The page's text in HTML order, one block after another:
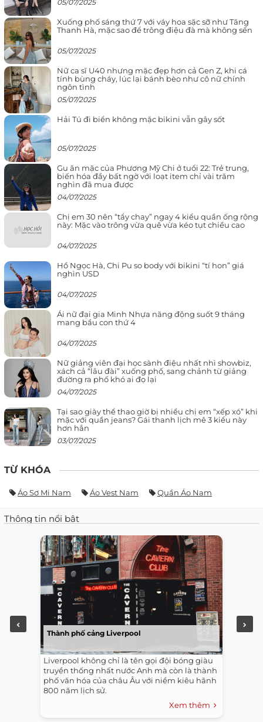
05/07/2025
Xuống phố sáng thứ 7 với váy hoa sặc sỡ như Tăng
Thanh Hà, mặc sao để trông điệu đà mà không sến
05/07/2025
Nữ ca sĩ U40 nhưng mặc đẹp hơn cả Gen Z, khi cá
tính bùng cháy, lúc lại bánh bèo như cô nữ chính
ngôn tình
05/07/2025
Hải Tú đi biển không mặc bikini vẫn gây sốt
05/07/2025
Gu ăn mặc của Phương Mỹ Chi ở tuổi 22: Trẻ trung,
biến hóa đầy bất ngờ với loạt item chỉ vài trăm
nghìn đã mua được
04/07/2025
Chị em 30 nên “tẩy chay” ngay 4 kiểu quần ống rộng
này: Mặc vào trông vừa quê vừa kéo tụt chiều cao
04/07/2025
Hồ Ngọc Hà, Chi Pu so body với bikini “tí hon” giá
nghìn USD
04/07/2025
Ái nữ đại gia Minh Nhựa năng động suốt 9 tháng
mang bầu con thứ 4
04/07/2025
Nữ giảng viên đại học sành điệu nhất nhì showbiz,
xách cả “lâu đài” xuống phố, sang chảnh từ giảng
đường ra phố khó ai đọ lại
04/07/2025
Tại sao giày thể thao giờ bị nhiều chị em “xếp xó” khi
mặc với quần jeans? Gái thanh lịch mê 3 kiểu này
hơn hẳn
03/07/2025
TỪ KHÓA
Áo Sơ Mi Nam Áo Vest Nam Quần Áo Nam
Thông tin nổi bật
Thành phố cảng Liverpool
Liverpool không chỉ là tên gọi đội bóng giàu
truyền thống nhất nước Anh mà còn là thành
phố văn hóa của châu Âu với niềm kiêu hãnh
800 năm lịch sử.
Xem thêm